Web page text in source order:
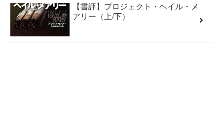
【書評】プロジェクト・ヘイル・メ
アリー（上/下）